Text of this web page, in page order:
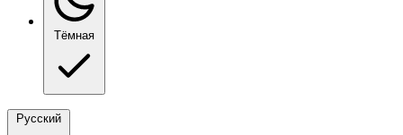
Тёмная
Русский